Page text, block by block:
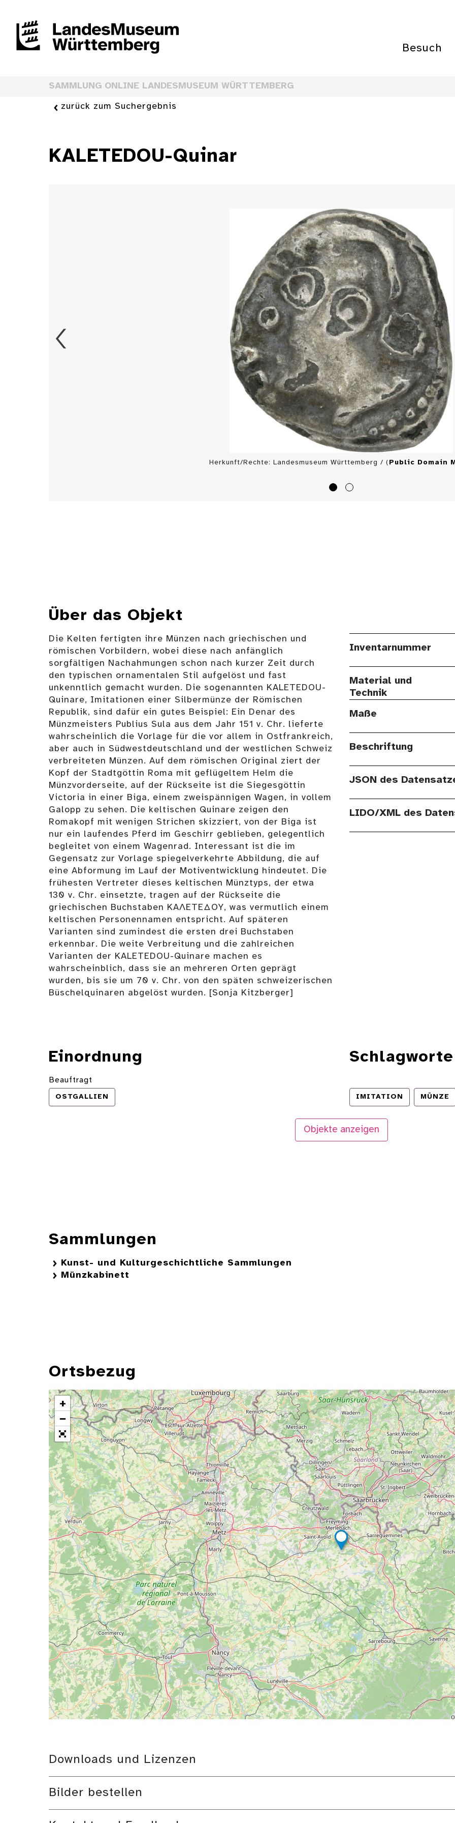
Besuch
SAMMLUNG ONLINE LANDESMUSEUM WÜRTTEMBERG
zurück zum Suchergebnis
KALETEDOU-Quinar
Herkunft/Rechte: Landesmuseum Württemberg / ( Public Domain
Über das Objekt
Die Kelten fertigten ihre Münzen nach griechischen und
römischen Vorbildern, wobei diese nach anfänglich
sorgfältigen Nachahmungen schon nach kurzer Zeit durch
den typischen ornamentalen Stil aufgelöst und fast
unkenntlich gemacht wurden. Die sogenannten KALETEDOU-
Quinare, Imitationen einer Silbermünze der Römischen
Republik, sind dafür ein gutes Beispiel: Ein Denar des
Münzmeisters Publius Sula aus dem Jahr 151 v. Chr. lieferte
wahrscheinlich die Vorlage für die vor allem in Ostfrankreich,
aber auch in Südwestdeutschland und der westlichen Schweiz
verbreiteten Münzen. Auf dem römischen Original ziert der
Kopf der Stadtgöttin Roma mit geflügeltem Helm die
Münzvorderseite, auf der Rückseite ist die Siegesgöttin
Victoria in einer Biga, einem zweispännigen Wagen, in vollem
Galopp zu sehen. Die keltischen Quinare zeigen den
Romakopf mit wenigen Strichen skizziert, von der Biga ist
nur ein laufendes Pferd im Geschirr geblieben, gelegentlich
begleitet von einem Wagenrad. Interessant ist die im
Gegensatz zur Vorlage spiegelverkehrte Abbildung, die auf
eine Abformung im Lauf der Motiventwicklung hindeutet. Die
frühesten Vertreter dieses keltischen Münztyps, der etwa
130 v. Chr. einsetzte, tragen auf der Rückseite die
griechischen Buchstaben KAΛETEΔOY, was vermutlich einem
keltischen Personennamen entspricht. Auf späteren
Varianten sind zumindest die ersten drei Buchstaben
erkennbar. Die weite Verbreitung und die zahlreichen
Varianten der KALETEDOU-Quinare machen es
wahrscheinblich, dass sie an mehreren Orten geprägt
wurden, bis sie um 70 v. Chr. von den späten schweizerischen
Büschelquinaren abgelöst wurden. [Sonja Kitzberger]
Inventarnummer
Material und
Technik
Maße
Beschriftung
JSON des
LIDO/XML des
Einordnung
Beauftragt
OSTGALLIEN
Schlagworte
IMITATION MÜNZE
Objekte anzeigen
Sammlungen
Kunst- und Kulturgeschichtliche Sammlungen
Münzkabinett
Ortsbezug
+
−
Downloads und Lizenzen
Bilder bestellen